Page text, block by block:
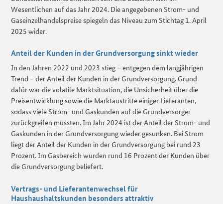
Wesentlichen auf das Jahr 2024. Die angegebenen Strom- und
Gaseinzelhandelspreise spiegeln das Niveau zum Stichtag 1. April
2025 wider.
Anteil der Kunden in der Grundversorgung sinkt wieder
In den Jahren 2022 und 2023 stieg – entgegen dem langjährigen
Trend – der Anteil der Kunden in der Grundversorgung. Grund
dafür war die volatile Marktsituation, die Unsicherheit über die
Preisentwicklung sowie die Marktaustritte einiger Lieferanten,
sodass viele Strom- und Gaskunden auf die Grundversorger
zurückgreifen mussten. Im Jahr 2024 ist der Anteil der Strom- und
Gaskunden in der Grundversorgung wieder gesunken. Bei Strom
liegt der Anteil der Kunden in der Grundversorgung bei rund 23
Prozent. Im Gasbereich wurden rund 16 Prozent der Kunden über
die Grundversorgung beliefert.
Vertrags- und Lieferantenwechsel für
Haushaushaltskunden besonders attraktiv